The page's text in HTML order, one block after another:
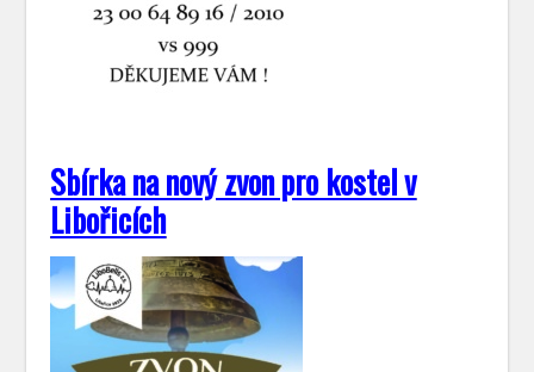
Sbírka na nový zvon pro kostel v
Libořicích